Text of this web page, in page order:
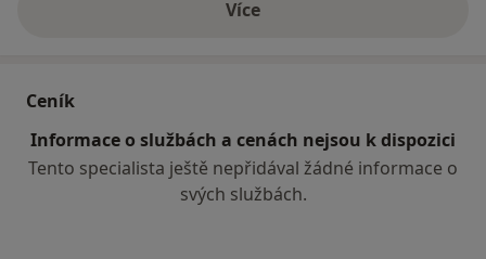
Víceo zkušenostech
Ceník
Informace o službách a cenách nejsou k dispozici
Tento specialista ještě nepřidával žádné informace o
svých službách.